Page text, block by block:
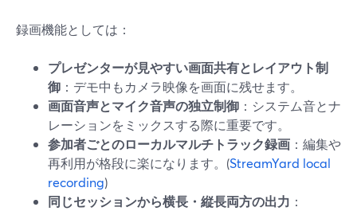
録画機能としては：
プレゼンターが見やすい画面共有とレイアウト制
御 ：デモ中もカメラ映像を画面に残せます。
画面音声とマイク音声の独立制御 ：システム音とナ
レーションをミックスする際に重要です。
参加者ごとのローカルマルチトラック録画 ：編集や
再利用が格段に楽になります。(StreamYard local
recording)
同じセッションから横長・縦長両方の出力 ：